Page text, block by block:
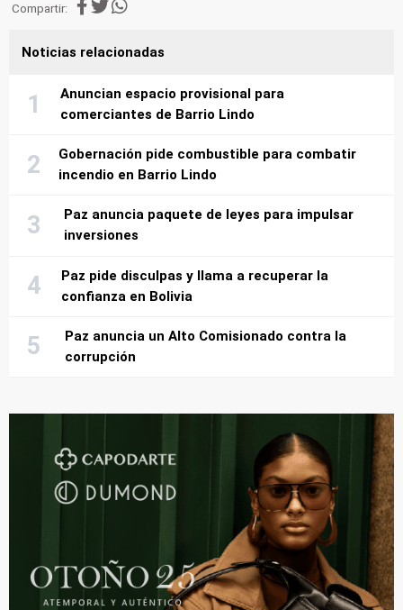
Compartir:
Noticias relacionadas
Anuncian espacio provisional para
comerciantes de Barrio Lindo
Gobernación pide combustible para combatir
incendio en Barrio Lindo
Paz anuncia paquete de leyes para impulsar
inversiones
Paz pide disculpas y llama a recuperar la
confianza en Bolivia
Paz anuncia un Alto Comisionado contra la
corrupción